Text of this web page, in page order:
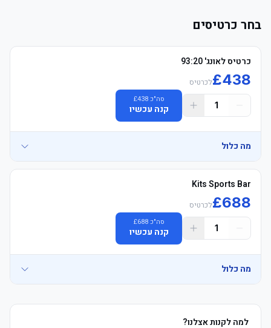
בחר כרטיסים
כרטיס לאונג' 93:20
£438 לכרטיס
1
סה"כ £438
קנה עכשיו
מה כלול
שאינם ימי משחק, מוזיאון הכדורגל הלאומי, נסיעות באפליקציית אובר
Kits Sports Bar
£688 לכרטיס
1
סה"כ £688
קנה עכשיו
מה כלול
למה לקנות אצלנו?